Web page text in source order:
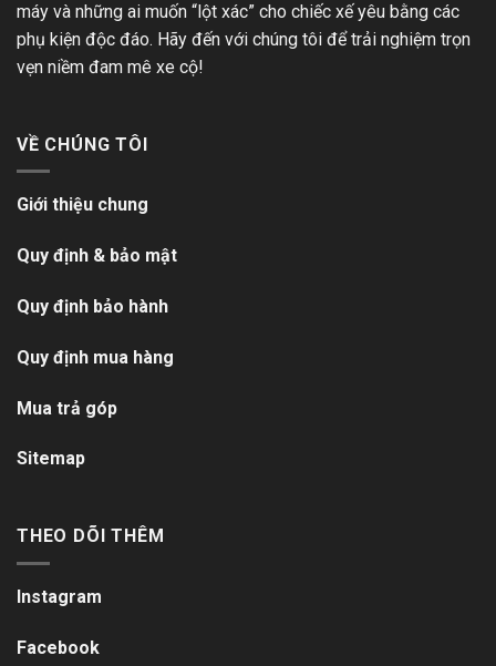
máy và những ai muốn “lột xác” cho chiếc xế yêu bằng các
phụ kiện độc đáo. Hãy đến với chúng tôi để trải nghiệm trọn
vẹn niềm đam mê xe cộ!
VỀ CHÚNG TÔI
Giới thiệu chung
Quy định & bảo mật
Quy định bảo hành
Quy định mua hàng
Mua trả góp
Sitemap
THEO DÕI THÊM
Instagram
Facebook